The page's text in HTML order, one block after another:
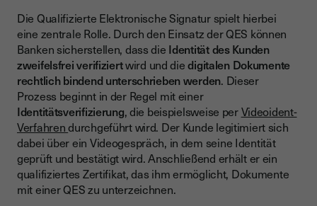
Die Qualifizierte Elektronische Signatur spielt hierbei
eine zentrale Rolle. Durch den Einsatz der QES können
Banken sicherstellen, dass die Identität des Kunden
zweifelsfrei verifiziertwird und diedigitalen Dokumente
rechtlich bindend unterschrieben werden. Dieser
Prozess beginnt in der Regel mit einer
Identitätsverifizierung, die beispielsweise perVideoident-
Verfahrendurchgeführt wird. Der Kunde legitimiert sich
dabei über ein Videogespräch, in dem seine Identität
geprüft und bestätigt wird. Anschließend erhält er ein
qualifiziertes Zertifikat, das ihm ermöglicht, Dokumente
mit einer QES zu unterzeichnen.